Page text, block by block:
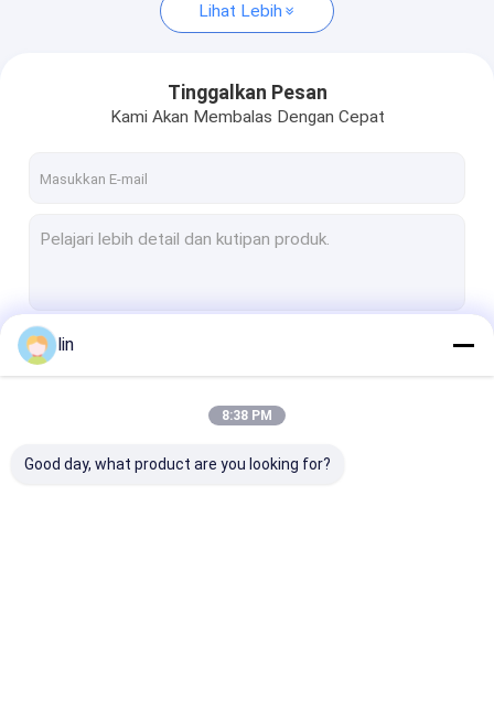
Kantong Poly yang Sudah Dibuka Sebelumnya
Pakaian kartu
Kantong poli
Kantong Poly Printed
Polybag plastik
Lihat Lebih
Tinggalkan Pesan
Kami Akan Membalas Dengan Cepat
lin
8:38 PM
Good day, what product are you looking for?